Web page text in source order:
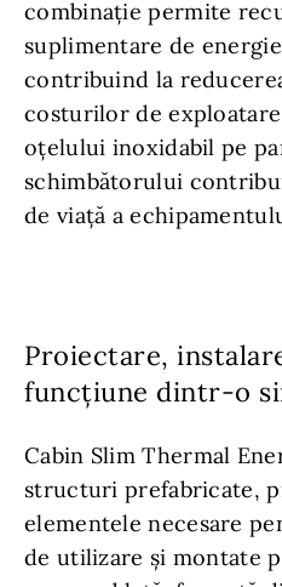
combinație permite
suplimentare de
contribuind la
costurilor de
oțelului inoxidabil pe
schimbătorului
de viață a
Proiectare,
funcțiune dintr-o
Cabin Slim Thermal
structuri prefabricate,
elementele necesare
de utilizare şi montate